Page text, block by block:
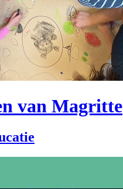
van Magritte